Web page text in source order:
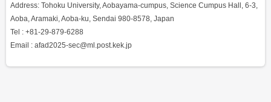
Address: Tohoku University, Aobayama-cumpus, Science Cumpus Hall, 6-3,
Aoba, Aramaki, Aoba-ku, Sendai 980-8578, Japan
Tel : +81-29-879-6288
Email : afad2025-sec@ml.post.kek.jp